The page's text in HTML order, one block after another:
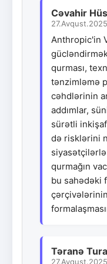
Cəvahir
Anthropic'in
qurması,
tənzimləmə
cəhdlərinin
addımlar,
sürətli
də risklərini
qurmağın
bu sahədəki
Təranə